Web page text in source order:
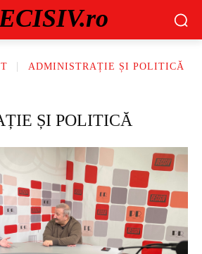
ADMINISTRAȚIE ȘI POLITICĂ
ȘI POLITICĂ